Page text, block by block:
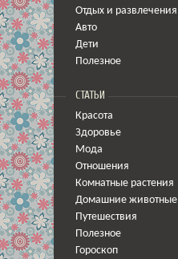
Отдых и развлечения
Авто
Дети
Полезное
СТАТЬИ
Красота
Здоровье
Мода
Отношения
Комнатные растения
Домашние животные
Путешествия
Полезное
Гороскоп